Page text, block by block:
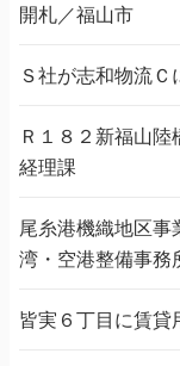
開札／福山市
Ｓ社が志和物流
Ｒ１８２新福山
経理課
尾糸港機織地区事
湾・空港整備事務
皆実６丁目に賃